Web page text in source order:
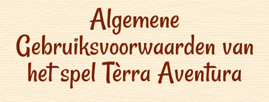
Algemene
Gebruiksvoorwaarden van
het spel Tèrra Aventura